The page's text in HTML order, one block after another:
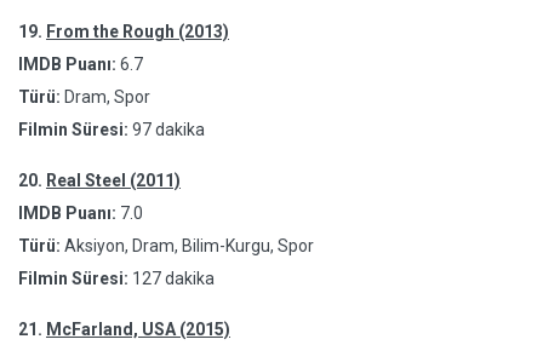
19. From the Rough (2013)
IMDB Puanı: 6.7
Türü: Dram, Spor
Filmin Süresi: 97 dakika
20. Real Steel (2011)
IMDB Puanı: 7.0
Türü: Aksiyon, Dram, Bilim-Kurgu, Spor
Filmin Süresi: 127 dakika
21. McFarland, USA (2015)